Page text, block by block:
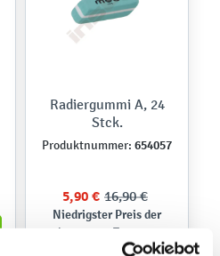
Radiergummi A, 24
Stck.
Produktnummer: 654057
5,90 € 16,90 €
Niedrigster Preis der
letzten 30 Tage vor
Anwendung der